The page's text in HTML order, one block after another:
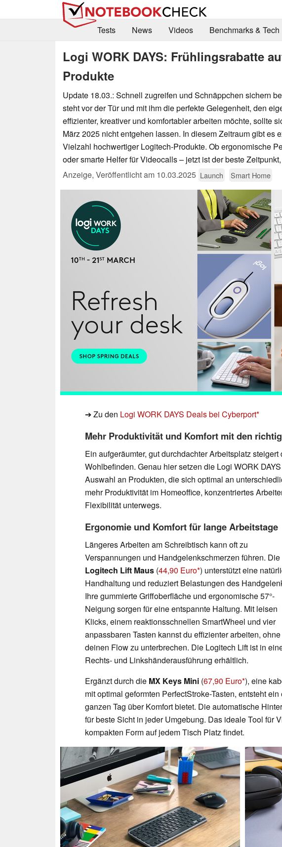
Tests
News Videos Benchmarks & Tech
Logi WORK DAYS: Frühlingsrabatte
Produkte
Update 18.03.: Schnell zugreifen und Schnäppchen sichern
steht vor der Tür und mit ihm die perfekte Gelegenheit, den
effizienter, kreativer und komfortabler arbeiten möchte, sollte
März 2025 nicht entgehen lassen. In diesem Zeitraum gibt es
Vielzahl hochwertiger Logitech-Produkte. Ob ergonomische
oder smarte Helfer für Videocalls – jetzt ist der beste
Anzeige, Veröffentlicht am 10.03.2025 Launch Smart Home
➔ Zu den Logi WORK DAYS Deals bei Cyberport
Mehr Produktivität und Komfort mit den
Ein aufgeräumter, gut durchdachter Arbeitsplatz
Wohlbefinden. Genau hier setzen die Logi WORK
Auswahl an Produkten, die sich optimal an
mehr Produktivität im Homeoffice, konzentriertes
Flexibilität unterwegs.
Ergonomie und Komfort für lange Arbeitstage
Längeres Arbeiten am Schreibtisch kann oft zu
Verspannungen und Handgelenkschmerzen führen. Die
Logitech Lift Maus (44,90 Euro ) unterstützt eine
Handhaltung und reduziert Belastungen des
Ihre gummierte Griffoberfläche und ergonomische 57°-
Neigung sorgen für eine entspannte Haltung. Mit leisen
Klicks, einem reaktionsschnellen SmartWheel und vier
anpassbaren Tasten kannst du effizienter arbeiten, ohne
deinen Flow zu unterbrechen. Die Logitech Lift ist in
Rechts- und Linkshänderausführung erhältlich.
Ergänzt durch die MX Keys Mini (67,90 Euro ), eine
mit optimal geformten PerfectStroke-Tasten, entsteht
ganzen Tag über Komfort bietet. Die automatische
für beste Sicht in jeder Umgebung. Das ideale Tool für
kompakten Form auf jedem Tisch Platz findet.